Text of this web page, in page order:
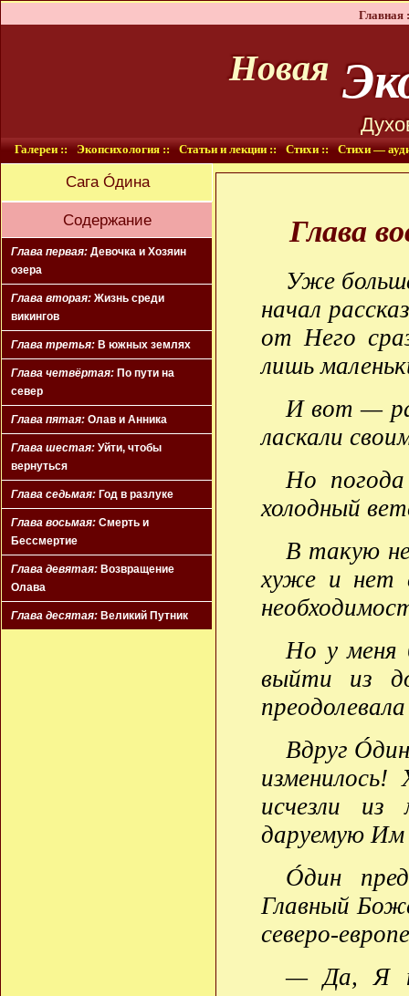
Главная
Новая
Галереи :: Экопсихология :: Статьи и лекции :: Стихи :: Стихи —
Сага Óдина
Содержание
Глава первая: Девочка и Хозяин
озера
Глава вторая: Жизнь среди
викингов
Глава третья: В южных землях
Глава четвёртая: По пути на
север
Глава пятая: Олав и Анника
Глава шестая: Уйти, чтобы
вернуться
Глава седьмая: Год в разлуке
Глава восьмая: Смерть и
Бессмертие
Глава девятая: Возвращение
Олава
Глава десятая: Великий Путник
Глава
Уже
начал
от Него
лишь
И вот —
ласкали
Но погода
холодный
В такую
хуже и нет
Но у меня
выйти из
Вдруг
исчезли из
даруемую Им
Óдин
Главный
северо-
— Да, Я